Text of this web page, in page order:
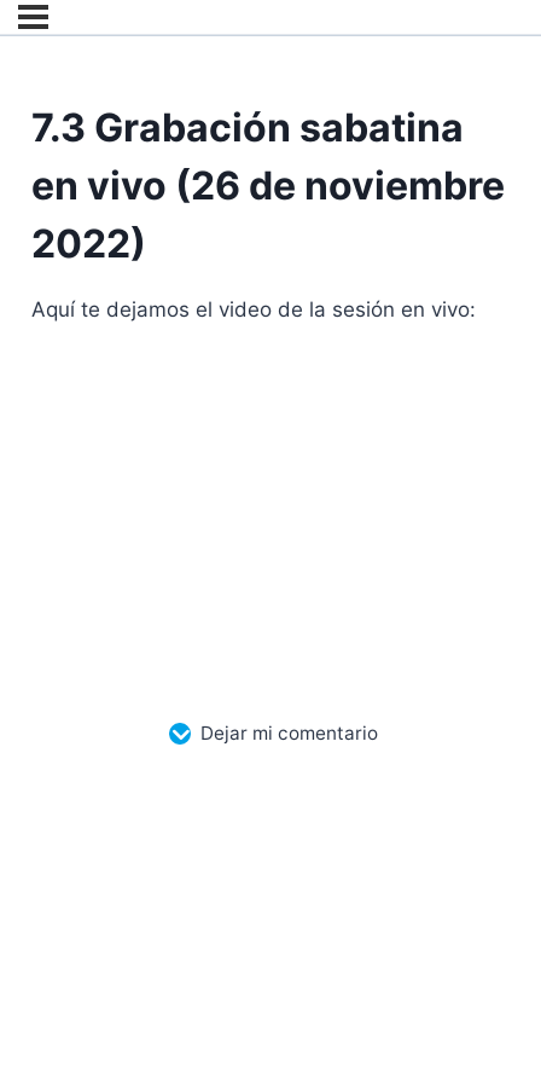
7.3 Grabación sabatina
en vivo (26 de noviembre
2022)
Aquí te dejamos el video de la sesión en vivo:
Dejar mi comentario